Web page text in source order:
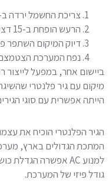
צריכת החשמל ירדה ב-
הרעש הופחת ב-15 דציבלים.
דיוק המיקום השתפר פי
נפח המערכת הצטמצם ב-
ביישום אחר, במפעל לייצור
הייתה אפשרית עם סוגי
הגיר הפלנטרי הוכיח את
המתכת הגדולים בארץ,
גודל פיזי של המערכת.